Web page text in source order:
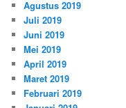
Agustus 2019
Juli 2019
Juni 2019
Mei 2019
April 2019
Maret 2019
Februari 2019